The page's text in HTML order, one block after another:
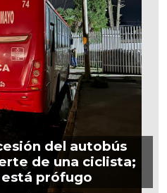
del autobús
de una ciclista;
prófugo